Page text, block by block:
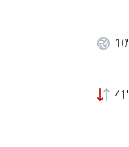
10'
41'